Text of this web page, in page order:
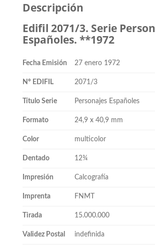
Descripción
Edifil 2071/3. Serie
Españoles. **1972
Fecha Emisión 27 enero 1972
Nº EDIFIL 2071/3
Título Serie Personajes Españoles
Formato 24,9 x 40,9 mm
Color multicolor
Dentado 12¾
Impresión Calcografía
Imprenta FNMT
Tirada 15.000.000
Validez Postal indefinida